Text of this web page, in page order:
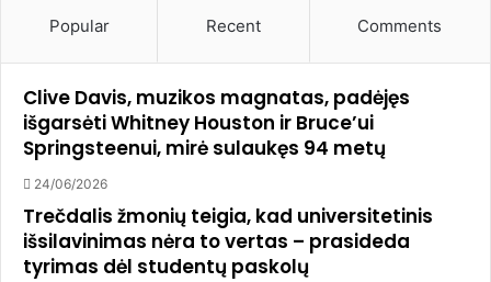
Popular Recent Comments
Clive Davis, muzikos magnatas, padėjęs
išgarsėti Whitney Houston ir Bruce’ui
Springsteenui, mirė sulaukęs 94 metų
24/06/2026
Trečdalis žmonių teigia, kad universitetinis
išsilavinimas nėra to vertas – prasideda
tyrimas dėl studentų paskolų